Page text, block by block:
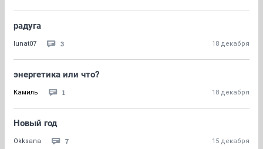
радуга
lunat07 3 18 декабря
энергетика или что?
Камиль 1 18 декабря
Новый год
Okksana 7 15 декабря